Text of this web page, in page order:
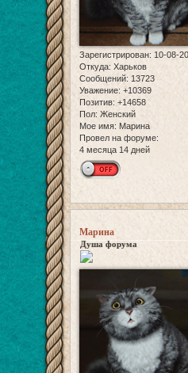
Зарегистрирован: 10-08-
Откуда: Харьков
Сообщений: 13723
Уважение: +10369
Позитив: +14658
Пол: Женский
Мое имя: Марина
Провел на форуме:
4 месяца 14 дней
Марина
Душа форума